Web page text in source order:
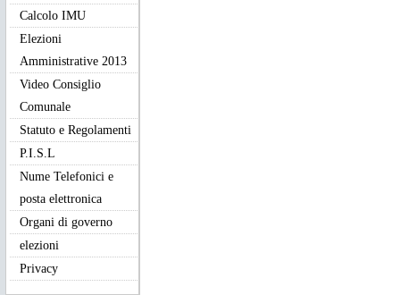
Calcolo IMU
Elezioni
Amministrative 2013
Video Consiglio
Comunale
Statuto e Regolamenti
P.I.S.L
Nume Telefonici e
posta elettronica
Organi di governo
elezioni
Privacy